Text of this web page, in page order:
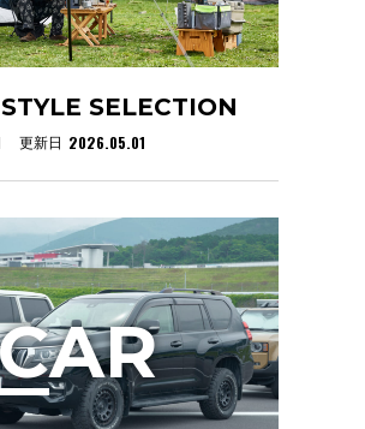
SELECTION
更新日 2026.05.01
AR